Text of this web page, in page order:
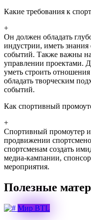
Какие требования к
+
Он должен обладать
индустрии, иметь
событий. Также важны
управлении проектами.
уметь строить
обладать творческим
событий.
Как спортивный
+
Спортивный промоутер
продвижении
спортсменам создать
медиа-кампании,
мероприятия.
Полезные
Мир BTL